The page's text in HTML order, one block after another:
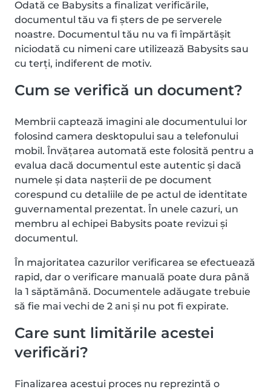
Odată ce Babysits a finalizat verificările,
documentul tău va fi șters de pe serverele
noastre. Documentul tău nu va fi împărtășit
niciodată cu nimeni care utilizează Babysits sau
cu terți, indiferent de motiv.
Cum se verifică un document?
Membrii captează imagini ale documentului lor
folosind camera desktopului sau a telefonului
mobil. Învățarea automată este folosită pentru a
evalua dacă documentul este autentic și dacă
numele și data nașterii de pe document
corespund cu detaliile de pe actul de identitate
guvernamental prezentat. În unele cazuri, un
membru al echipei Babysits poate revizui și
documentul.
În majoritatea cazurilor verificarea se efectuează
rapid, dar o verificare manuală poate dura până
la 1 săptămână. Documentele adăugate trebuie
să fie mai vechi de 2 ani și nu pot fi expirate.
Care sunt limitările acestei
verificări?
Finalizarea acestui proces nu reprezintă o